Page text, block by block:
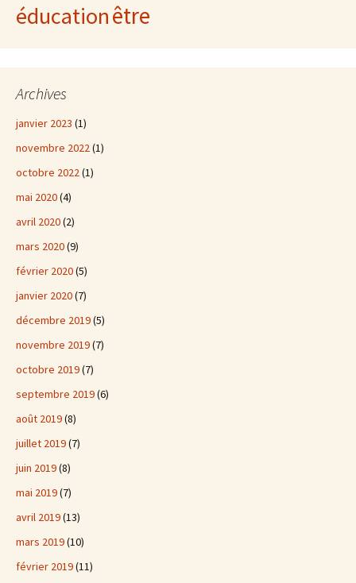
éducationêtre
Archives
janvier 2023 (1)
novembre 2022(1)
octobre 2022(1)
mai 2020(4)
avril 2020(2)
mars 2020(9)
février 2020(5)
janvier 2020(7)
décembre 2019(5)
novembre 2019(7)
octobre 2019(7)
septembre 2019(6)
août 2019(8)
juillet 2019(7)
juin 2019(8)
mai 2019(7)
avril 2019(13)
mars 2019(10)
février 2019(11)